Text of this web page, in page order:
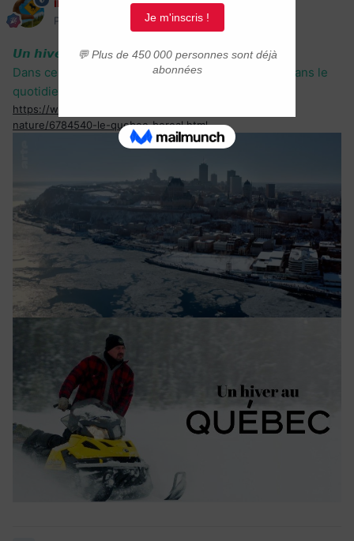
Posté(e) 2 janvier 2025
𝙐𝙣 𝙝𝙞𝙫𝙚𝙧 𝙖𝙪 𝙌𝙪𝙚́𝙗𝙚𝙘
Dans ce reportage,
propose une immersion dans le
quotidien glacé des Québécois
https://www.france.tv/arte/canada-la-force-de-la-
nature/6784540-le-quebec-boreal.html